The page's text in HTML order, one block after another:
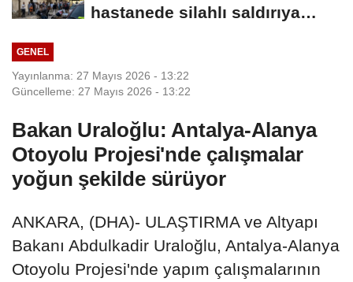
hastanede silahlı saldırıya
GENEL
Yayınlanma: 27 Mayıs 2026 - 13:22
Güncelleme: 27 Mayıs 2026 - 13:22
Bakan Uraloğlu: Antalya-Alanya
Otoyolu Projesi'nde çalışmalar
yoğun şekilde sürüyor
ANKARA, (DHA)- ULAŞTIRMA ve Altyapı
Bakanı Abdulkadir Uraloğlu, Antalya-Alanya
Otoyolu Projesi'nde yapım çalışmalarının